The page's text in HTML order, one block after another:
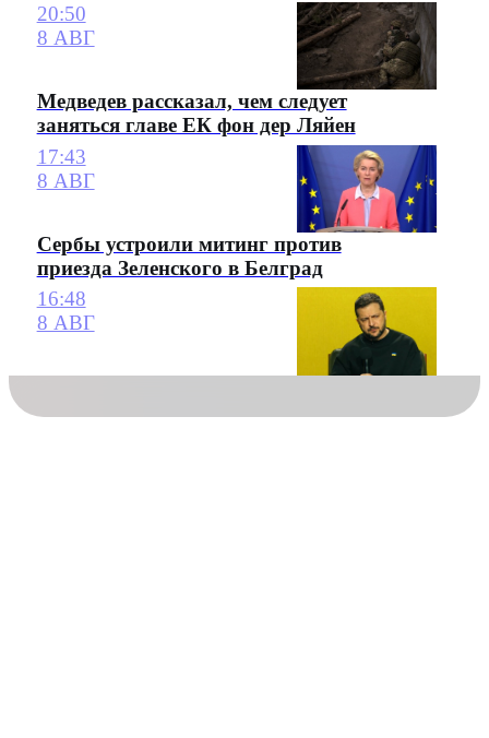
20:50
8 АВГ
Медведев рассказал, чем следует
заняться главе ЕК фон дер Ляйен
17:43
8 АВГ
Сербы устроили митинг против
приезда Зеленского в Белград
16:48
8 АВГ